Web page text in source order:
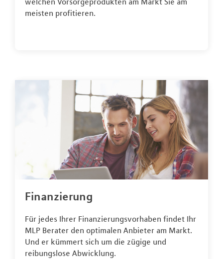
meisten profitieren.
Finanzierung
Für jedes Ihrer Finanzierungsvorhaben findet Ihr
MLP Berater den optimalen Anbieter am Markt.
Und er kümmert sich um die zügige und
reibungslose Abwicklung.